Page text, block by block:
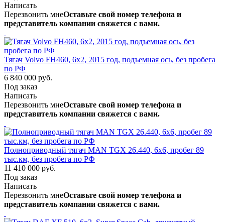
Написать
Перезвонить мнеОставьте свой номер телефона и
представитель компании свяжется с вами.
Тягач Volvo FH460, 6х2, 2015 год, подъемная ось, без пробега
по РФ
6 840 000 руб.
Под заказ
Написать
Перезвонить мнеОставьте свой номер телефона и
представитель компании свяжется с вами.
Полноприводный тягач MAN TGX 26.440, 6х6, пробег 89
тыс.км, без пробега по РФ
11 410 000 руб.
Под заказ
Написать
Перезвонить мнеОставьте свой номер телефона и
представитель компании свяжется с вами.